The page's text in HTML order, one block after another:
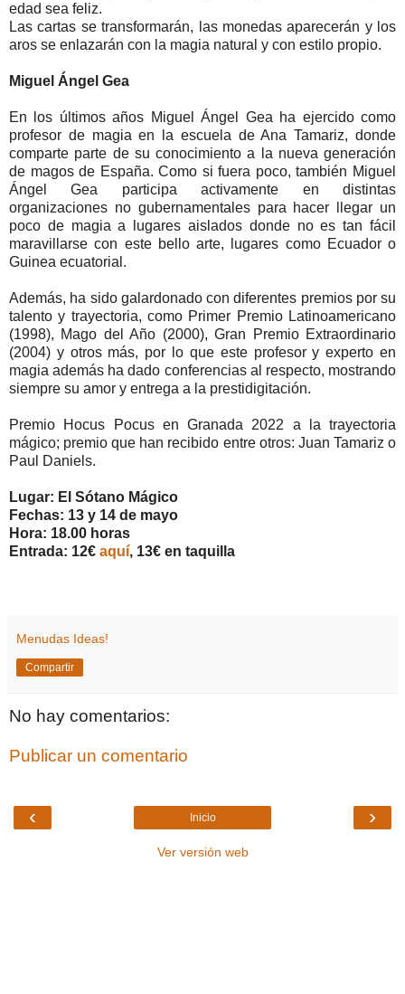
edad sea feliz.
Las cartas se transformarán, las monedas aparecerán y los
aros se enlazarán con la magia natural y con estilo propio.
Miguel Ángel Gea
En los últimos años Miguel Ángel Gea ha ejercido como
profesor de magia en la escuela de Ana Tamariz, donde
comparte parte de su conocimiento a la nueva generación
de magos de España. Como si fuera poco, también Miguel
Ángel Gea participa activamente en distintas
organizaciones no gubernamentales para hacer llegar un
poco de magia a lugares aislados donde no es tan fácil
maravillarse con este bello arte, lugares como Ecuador o
Guinea ecuatorial.
Además, ha sido galardonado con diferentes premios por su
talento y trayectoria, como Primer Premio Latinoamericano
(1998), Mago del Año (2000), Gran Premio Extraordinario
(2004) y otros más, por lo que este profesor y experto en
magia además ha dado conferencias al respecto, mostrando
siempre su amor y entrega a la prestidigitación.
Premio Hocus Pocus en Granada 2022 a la trayectoria
mágico; premio que han recibido entre otros: Juan Tamariz o
Paul Daniels.
Lugar: El Sótano Mágico
Fechas: 13 y 14 de mayo
Hora: 18.00 horas
Entrada: 12€ aquí, 13€ en taquilla
Menudas Ideas!
Compartir
No hay comentarios:
Publicar un comentario
‹ ›
Inicio
Ver versión web